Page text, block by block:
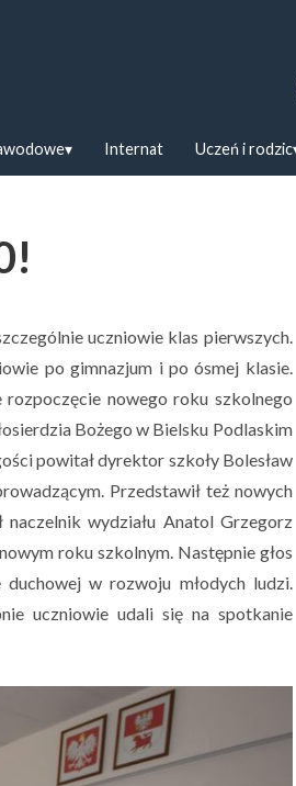
Internat Uczeń i rodzic
uczniowie klas pierwszych.
po gimnazjum i po ósmej klasie.
nowego roku szkolnego
Bożego w Bielsku Podlaskim
powitał dyrektor szkoły Bolesław
Przedstawił też nowych
wydziału Anatol Grzegorz
roku szkolnym. Następnie głos
w rozwoju młodych ludzi.
uczniowie udali się na spotkanie